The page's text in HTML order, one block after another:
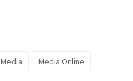
Media
Media Online